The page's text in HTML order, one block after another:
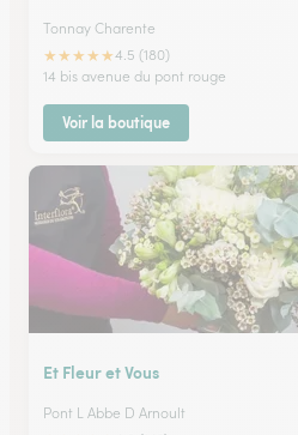
Tonnay Charente
★★★★★4.5 (180)
14 bis avenue du pont rouge
Voir la boutique
Et Fleur et Vous
Pont L Abbe D Arnoult